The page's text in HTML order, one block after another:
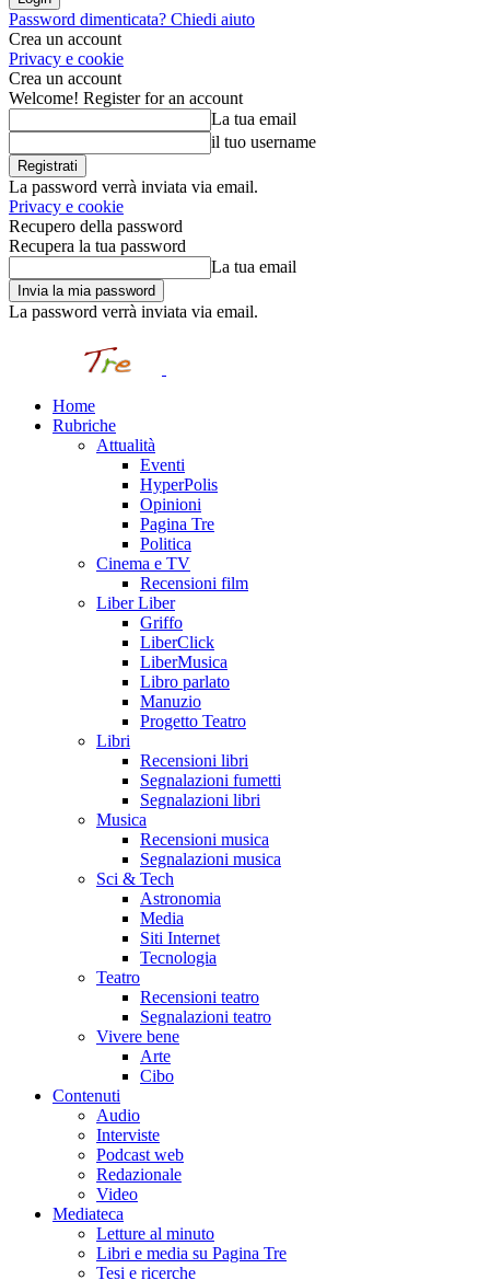
Password dimenticata? Chiedi aiuto
Crea un account
Privacy e cookie
Crea un account
Welcome! Register for an account
La tua email
il tuo username
La password verrà inviata via email.
Privacy e cookie
Recupero della password
Recupera la tua password
La tua email
La password verrà inviata via email.
Home
Rubriche
Attualità
Eventi
HyperPolis
Opinioni
Pagina Tre
Politica
Cinema e TV
Recensioni film
Liber Liber
Griffo
LiberClick
LiberMusica
Libro parlato
Manuzio
Progetto Teatro
Libri
Recensioni libri
Segnalazioni fumetti
Segnalazioni libri
Musica
Recensioni musica
Segnalazioni musica
Sci & Tech
Astronomia
Media
Siti Internet
Tecnologia
Teatro
Recensioni teatro
Segnalazioni teatro
Vivere bene
Arte
Cibo
Contenuti
Audio
Interviste
Podcast web
Redazionale
Video
Mediateca
Letture al minuto
Libri e media su Pagina Tre
Tesi e ricerche